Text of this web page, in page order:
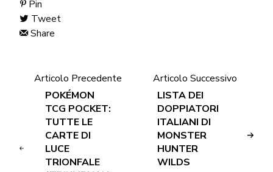
Pin
Tweet
Share
Articolo Precedente
POKÉMON
TCG POCKET:
TUTTE LE
CARTE DI
LUCE
TRIONFALE
Articolo Successivo
LISTA DEI
DOPPIATORI
ITALIANI DI
MONSTER
HUNTER
WILDS